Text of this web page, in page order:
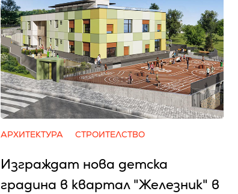
АРХИТЕКТУРА СТРОИТЕЛСТВО
Изграждат нова детска
градина в квартал "Железник" в